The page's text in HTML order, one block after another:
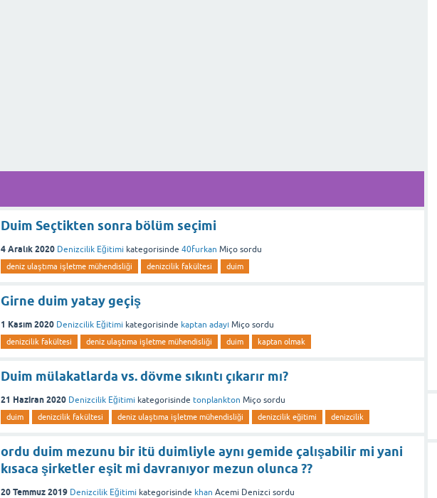
Duim Seçtikten sonra bölüm seçimi
4 Aralık 2020 Denizcilik Eğitimi kategorisinde 40furkan Miço sordu
deniz ulaştıma işletme mühendisliği denizcilik fakültesi duim
Girne duim yatay geçiş
1 Kasım 2020 Denizcilik Eğitimi kategorisinde kaptan adayı Miço sordu
denizcilik fakültesi deniz ulaştıma işletme mühendisliği duim kaptan olmak
Duim mülakatlarda vs. dövme sıkıntı çıkarır mı?
21 Haziran 2020 Denizcilik Eğitimi kategorisinde tonplankton Miço sordu
duim denizcilik fakültesi deniz ulaştıma işletme mühendisliği denizcilik eğitimi denizcilik
ordu duim mezunu bir itü duimliyle aynı gemide çalışabilir mi yani
kısaca şirketler eşit mi davranıyor mezun olunca ??
20 Temmuz 2019 Denizcilik Eğitimi kategorisinde khan Acemi Denizci sordu